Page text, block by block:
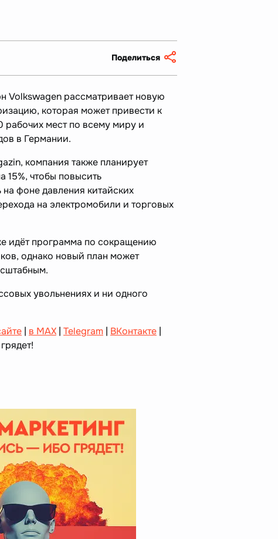
Поделиться
Volkswagen рассматривает новую
которая может привести к
мест по всему миру и
в Германии.
компания также планирует
15%, чтобы повысить
на фоне давления китайских
на электромобили и торговых
идёт программа по сокращению
однако новый план может
увольнениях и ни одного
| в MAX | Telegram | ВКонтакте |